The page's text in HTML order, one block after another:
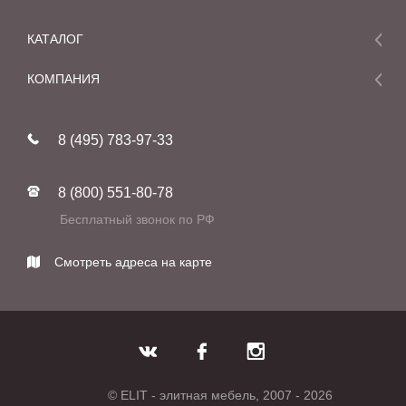
КАТАЛОГ
Мебель
Фабрики
КОМПАНИЯ
Реставрация
Контакты
8 (495) 783-97-33
8 (800) 551-80-78
Бесплатный звонок по РФ
Смотреть адреса на карте
© ELIT - элитная мебель, 2007 - 2026